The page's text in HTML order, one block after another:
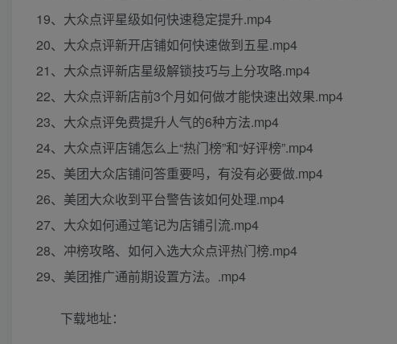
19、大众点评星级如何快速稳定提升.mp4
20、大众点评新开店铺如何快速做到五星.mp4
21、大众点评新店星级解锁技巧与上分攻略.mp4
22、大众点评新店前3个月如何做才能快速出效果.mp4
23、大众点评免费提升人气的6种方法.mp4
24、大众点评店铺怎么上“热门榜”和“好评榜”.mp4
25、美团大众店铺问答重要吗，有没有必要做.mp4
26、美团大众收到平台警告该如何处理.mp4
27、大众如何通过笔记为店铺引流.mp4
28、冲榜攻略、如何入选大众点评热门榜.mp4
29、美团推广通前期设置方法。.mp4
下载地址：